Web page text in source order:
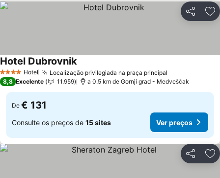
Partilhar
4 EstrelasHotel Localização privilegiada na praça principal
Hotel Dubrovnik
8,8 Excelente 11.959 a 0.5 km de Gornji grad - Medveščak
De € 131
Consulte os preços de 15 sites Ver preços
Partilhar